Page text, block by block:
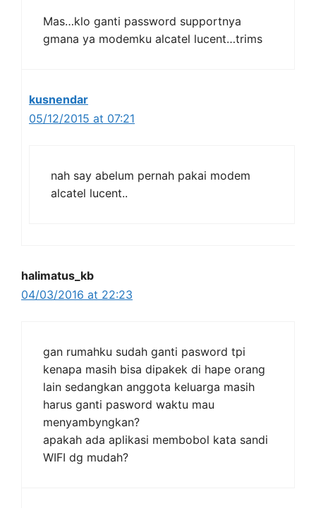
Mas…klo ganti password supportnya
gmana ya modemku alcatel lucent…trims
kusnendar
05/12/2015 at 07:21
nah say abelum pernah pakai modem
alcatel lucent..
halimatus_kb
04/03/2016 at 22:23
gan rumahku sudah ganti pasword tpi
kenapa masih bisa dipakek di hape orang
lain sedangkan anggota keluarga masih
harus ganti pasword waktu mau
menyambyngkan?
apakah ada aplikasi membobol kata sandi
WIFI dg mudah?